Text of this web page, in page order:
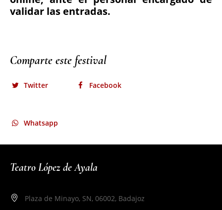
Comparte este festival
Twitter Facebook
Whatsapp
Teatro López de Ayala
Plaza de Minayo, SN, 06002, Badajoz